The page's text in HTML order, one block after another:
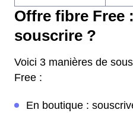
Offre fibre Free
souscrire ?
Voici 3 manières de
Free :
En boutique :